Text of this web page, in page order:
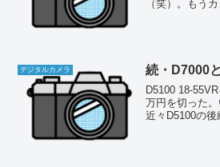
（笑）。もう
デジタルカメラ 続・D7000
D5100 18-
万円を切った。
近々D5100の後